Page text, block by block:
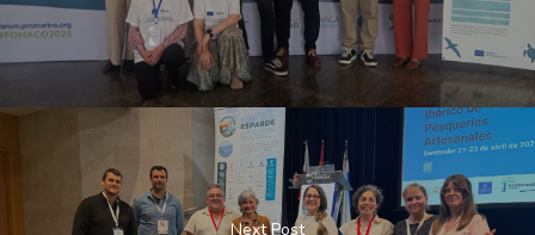
Next Post